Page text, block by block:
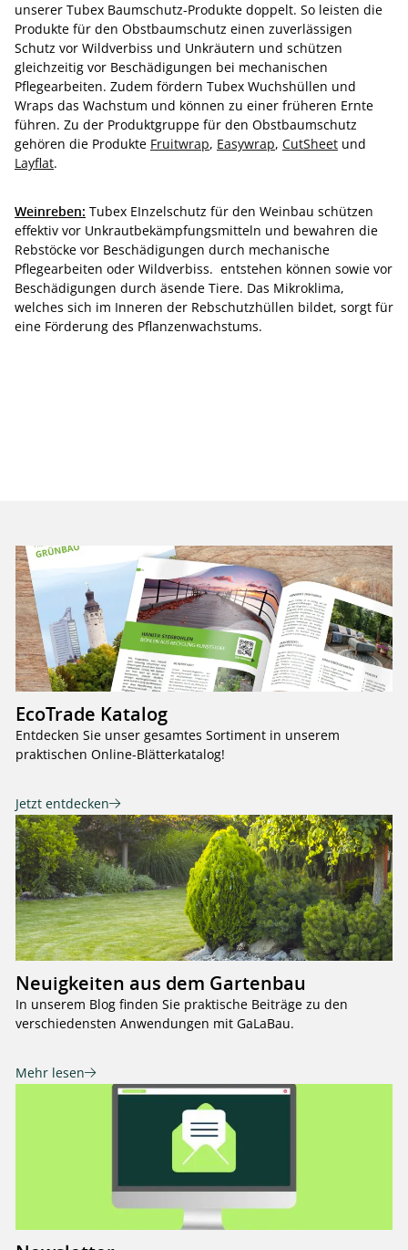
unserer Tubex Baumschutz-Produkte doppelt. So leisten die
Produkte für den Obstbaumschutz einen zuverlässigen
Schutz vor Wildverbiss und Unkräutern und schützen
gleichzeitig vor Beschädigungen bei mechanischen
Pflegearbeiten. Zudem fördern Tubex Wuchshüllen und
Wraps das Wachstum und können zu einer früheren Ernte
führen. Zu der Produktgruppe für den Obstbaumschutz
gehören die Produkte Fruitwrap, Easywrap, CutSheet und
Layflat.
Weinreben: Tubex EInzelschutz für den Weinbau schützen
effektiv vor Unkrautbekämpfungsmitteln und bewahren die
Rebstöcke vor Beschädigungen durch mechanische
Pflegearbeiten oder Wildverbiss. entstehen können sowie vor
Beschädigungen durch äsende Tiere. Das Mikroklima,
welches sich im Inneren der Rebschutzhüllen bildet, sorgt für
eine Förderung des Pflanzenwachstums.
EcoTrade Katalog
Entdecken Sie unser gesamtes Sortiment in unserem
praktischen Online-Blätterkatalog!
Jetzt entdecken
Neuigkeiten aus dem Gartenbau
In unserem Blog finden Sie praktische Beiträge zu den
verschiedensten Anwendungen mit GaLaBau.
Mehr lesen